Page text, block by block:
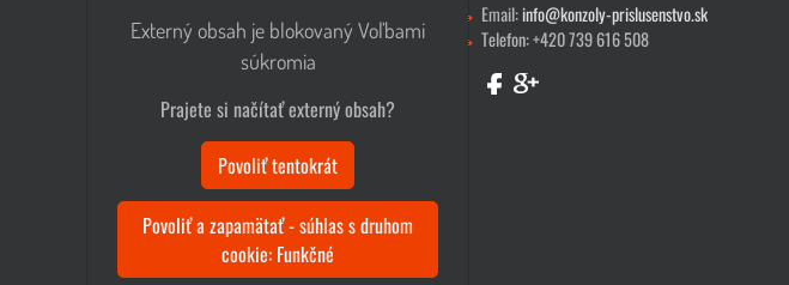
Externý obsah je blokovaný Voľbami
súkromia
Prajete si načítať externý obsah?
Povoliť tentokrát
Povoliť a zapamätať - súhlas s druhom
cookie: Funkčné
Email:info@konzoly-prislusenstvo.sk
Telefon: +420 739 616 508